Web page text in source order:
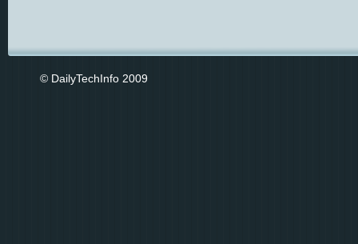
© DailyTechInfo 2009